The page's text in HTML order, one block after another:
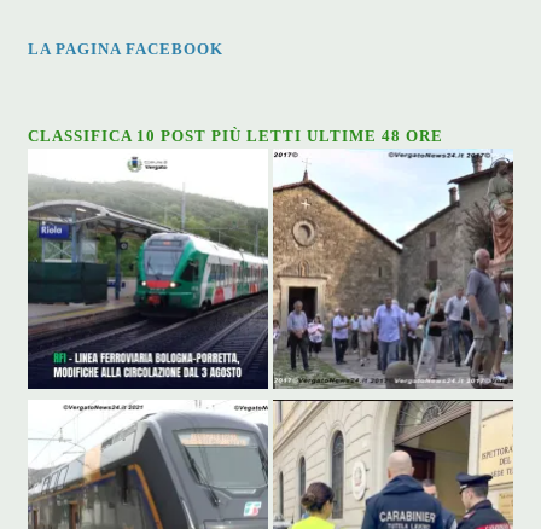
LA PAGINA FACEBOOK
CLASSIFICA 10 POST PIÙ LETTI ULTIME 48 ORE